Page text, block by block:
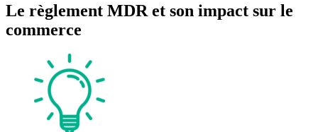
Le règlement MDR et son impact sur le
commerce